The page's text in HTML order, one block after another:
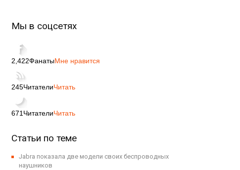
Мы в соцсетях
2,422ФанатыМне нравится
245ЧитателиЧитать
671 ЧитателиЧитать
Статьи по теме
Jabra показала две модели своих беспроводных
наушников